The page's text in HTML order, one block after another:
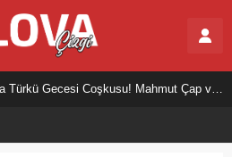
Gecesi Coşkusu! Mahmut Çap ve Ekibi Vatandaşları Buluşturdu